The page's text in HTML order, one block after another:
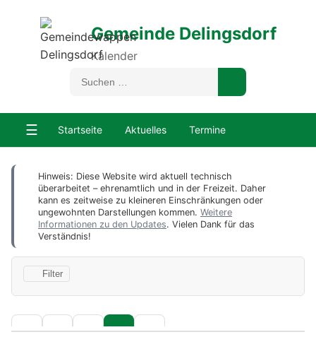
Gemeinde Delingsdorf
Kalender
☰ Startseite Aktuelles Termine
Hinweis: Diese Website wird aktuell technisch
überarbeitet – ehrenamtlich und in der Freizeit. Daher
kann es zeitweise zu kleineren Einschränkungen oder
ungewohnten Darstellungen kommen. Weitere
Informationen zu den Updates. Vielen Dank für das
Verständnis!
Filter